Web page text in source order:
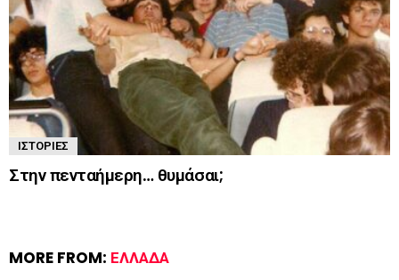
ΙΣΤΟΡΊΕΣ
Στην πενταήμερη… θυμάσαι;
MORE FROM: ΕΛΛΆΔΑ